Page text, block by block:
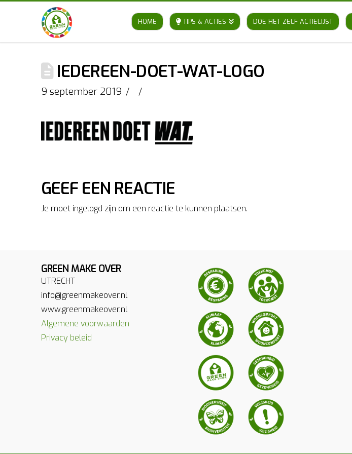
HOME TIPS & ACTIES DOE HET ZELF ACTIELIJST
IEDEREEN-DOET-WAT-LOGO
9 september 2019
GEEF EEN REACTIE
Je moet ingelogd zijn om een reactie te kunnen plaatsen.
GREEN MAKE OVER
UTRECHT
info@greenmakeover.nl
www.greenmakeover.nl
Algemene voorwaarden
Privacy beleid